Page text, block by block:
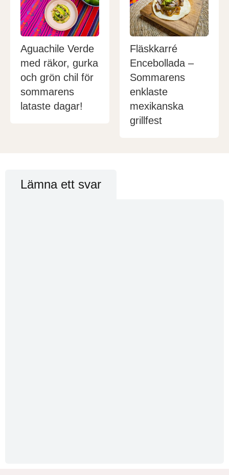
Aguachile Verde
med räkor, gurka
och grön chil för
sommarens
lataste dagar!
Fläskkarré
Encebollada –
Sommarens
enklaste
mexikanska
grillfest
Lämna ett svar